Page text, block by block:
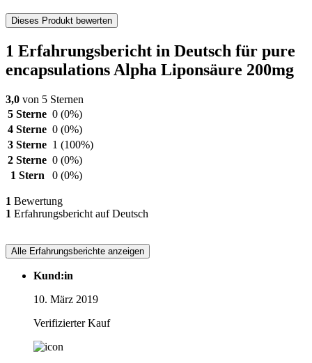
Dieses Produkt bewerten
1 Erfahrungsbericht in Deutsch für pure
encapsulations Alpha Liponsäure 200mg
3,0 von 5 Sternen
5 Sterne 0 (0%)
4 Sterne 0 (0%)
3 Sterne 1 (100%)
2 Sterne 0 (0%)
1 Stern
0 (0%)
1 Bewertung
1 Erfahrungsbericht auf Deutsch
Alle Erfahrungsberichte anzeigen
Kund:in
10. März 2019
Verifizierter Kauf